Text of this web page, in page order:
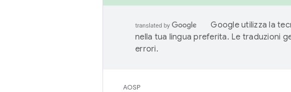
Google utilizza la
nella tua lingua preferita. Le traduzioni
errori.
AOSP